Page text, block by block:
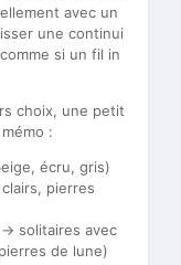
avec un
une continui
si un fil in
choix, une petit
:
écru, gris)
pierres
solitaires avec
de lune)